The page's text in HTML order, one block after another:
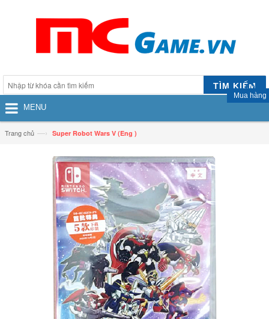
TÌM KIẾM
Mua hàng
MENU
Trang chủ —› Super Robot Wars V (Eng )